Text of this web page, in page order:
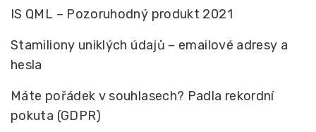
IS QML – Pozoruhodný produkt 2021
Stamiliony uniklých údajů – emailové adresy a
hesla
Máte pořádek v souhlasech? Padla rekordní
pokuta (GDPR)